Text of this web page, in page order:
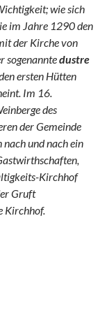
wie sich
im Jahre 1290 den
der Kirche von
sogenanntedustre
ersten Hütten
Im 16.
des
der Gemeinde
nach und nach ein
Kirchhof
Gruft
Kirchhof.